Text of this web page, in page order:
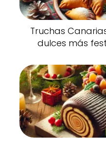
Truchas
dulces más